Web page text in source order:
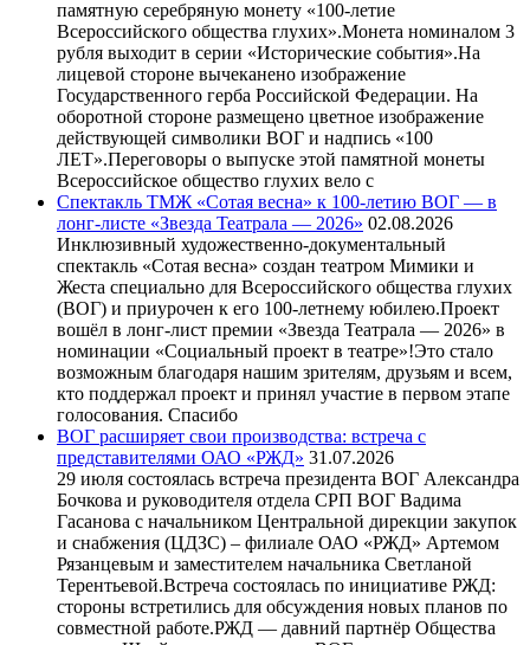
памятную серебряную монету «100-летие
Всероссийского общества глухих».Монета номиналом 3
рубля выходит в серии «Исторические события».На
лицевой стороне вычеканено изображение
Государственного герба Российской Федерации. На
оборотной стороне размещено цветное изображение
действующей символики ВОГ и надпись «100
ЛЕТ».Переговоры о выпуске этой памятной монеты
Всероссийское общество глухих вело с
Спектакль ТМЖ «Сотая весна» к 100-летию ВОГ — в
лонг-листе «Звезда Театрала — 2026» 02.08.2026
Инклюзивный художественно-документальный
спектакль «Сотая весна» создан театром Мимики и
Жеста специально для Всероссийского общества глухих
(ВОГ) и приурочен к его 100-летнему юбилею.Проект
вошёл в лонг-лист премии «Звезда Театрала — 2026» в
номинации «Социальный проект в театре»!Это стало
возможным благодаря нашим зрителям, друзьям и всем,
кто поддержал проект и принял участие в первом этапе
голосования. Спасибо
ВОГ расширяет свои производства: встреча с
представителями ОАО «РЖД» 31.07.2026
29 июля состоялась встреча президента ВОГ Александра
Бочкова и руководителя отдела СРП ВОГ Вадима
Гасанова с начальником Центральной дирекции закупок
и снабжения (ЦДЗС) – филиале ОАО «РЖД» Артемом
Рязанцевым и заместителем начальника Светланой
Терентьевой.Встреча состоялась по инициативе РЖД:
стороны встретились для обсуждения новых планов по
совместной работе.РЖД — давний партнёр Общества